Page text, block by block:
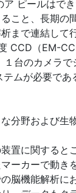
ピールはでき
こと、長期の
まで連結して
CCD（EM-
台のカメラ
ムが必要であ
分野および生
置に関すると
ーカーで動き
脳機能解析に